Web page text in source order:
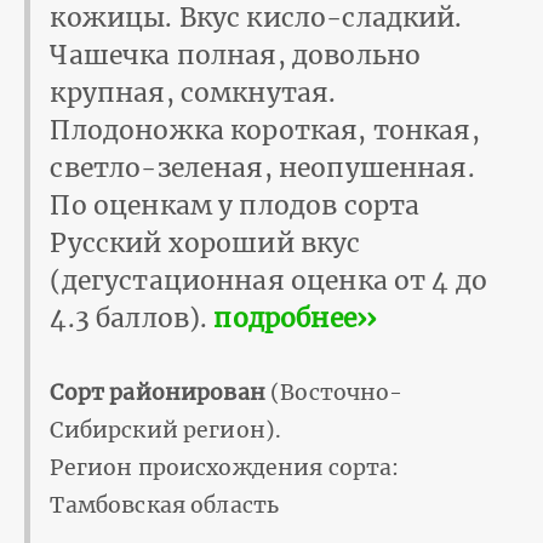
кожицы. Вкус кисло-сладкий.
Чашечка полная, довольно
крупная, сомкнутая.
Плодоножка короткая, тонкая,
светло-зеленая, неопушенная.
По оценкам у плодов сорта
Русский хороший вкус
(дегустационная оценка от 4 до
4.3 баллов). подробнее››
Сорт районирован(Восточно-
Сибирский регион).
Регион происхождения сорта:
Тамбовская область